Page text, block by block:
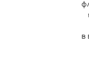
в